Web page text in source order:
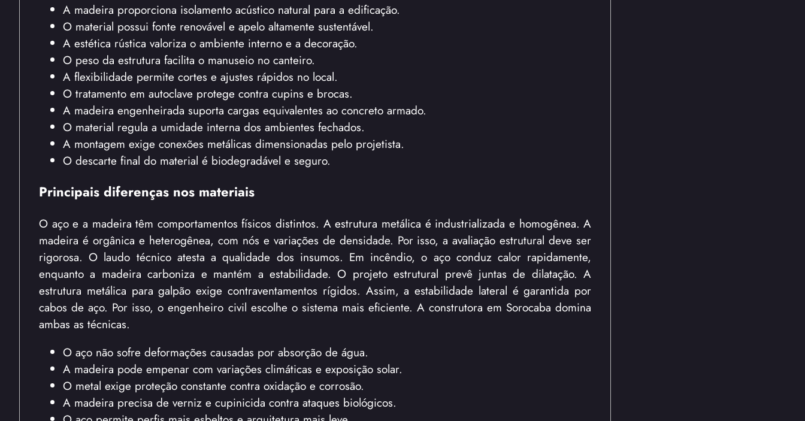
A madeira proporciona isolamento acústico natural para a edificação.
O material possui fonte renovável e apelo altamente sustentável.
A estética rústica valoriza o ambiente interno e a decoração.
O peso da estrutura facilita o manuseio no canteiro.
A flexibilidade permite cortes e ajustes rápidos no local.
O tratamento em autoclave protege contra cupins e brocas.
A madeira engenheirada suporta cargas equivalentes ao concreto armado.
O material regula a umidade interna dos ambientes fechados.
A montagem exige conexões metálicas dimensionadas pelo projetista.
O descarte final do material é biodegradável e seguro.
Principais diferenças nos materiais
O aço e a madeira têm comportamentos físicos distintos. A estrutura metálica é industrializada e homogênea. A
madeira é orgânica e heterogênea, com nós e variações de densidade. Por isso, a avaliação estrutural deve ser
rigorosa. O laudo técnico atesta a qualidade dos insumos. Em incêndio, o aço conduz calor rapidamente,
enquanto a madeira carboniza e mantém a estabilidade. O projeto estrutural prevê juntas de dilatação. A
estrutura metálica para galpão exige contraventamentos rígidos. Assim, a estabilidade lateral é garantida por
cabos de aço. Por isso, o engenheiro civil escolhe o sistema mais eficiente. A construtora em Sorocaba domina
ambas as técnicas.
O aço não sofre deformações causadas por absorção de água.
A madeira pode empenar com variações climáticas e exposição solar.
O metal exige proteção constante contra oxidação e corrosão.
A madeira precisa de verniz e cupinicida contra ataques biológicos.